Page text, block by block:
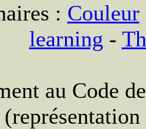
: Couleur
learning -
au Code